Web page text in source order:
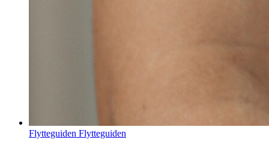
Flytteguiden Flytteguiden